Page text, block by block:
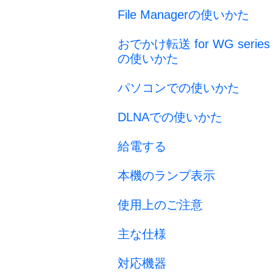
File Managerの使いかた
おでかけ転送 for WG series
の使いかた
パソコンでの使いかた
DLNAでの使いかた
給電する
本機のランプ表示
使用上のご注意
主な仕様
対応機器